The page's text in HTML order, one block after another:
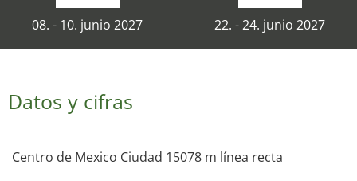
08. - 10. junio 2027 22. - 24. junio 2027
Datos y cifras
Centro de Mexico Ciudad 15078 m línea recta